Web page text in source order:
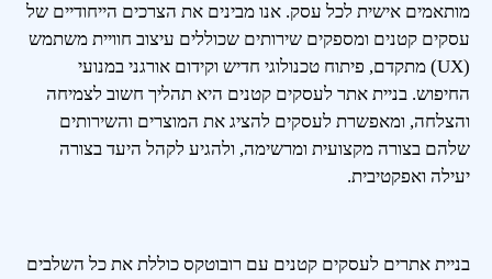
מותאמים אישית לכל עסק. אנו מבינים את הצרכים הייחודיים של
עסקים קטנים ומספקים שירותים שכוללים עיצוב חוויית משתמש
(UX) מתקדם, פיתוח טכנולוגי חדיש וקידום אורגני במנועי
החיפוש. בניית אתר לעסקים קטנים היא תהליך חשוב לצמיחה
והצלחה, ומאפשרת לעסקים להציג את המוצרים והשירותים
שלהם בצורה מקצועית ומרשימה, ולהגיע לקהל היעד בצורה
יעילה ואפקטיבית.
בניית אתרים לעסקים קטנים עם רובוטקס כוללת את כל השלבים